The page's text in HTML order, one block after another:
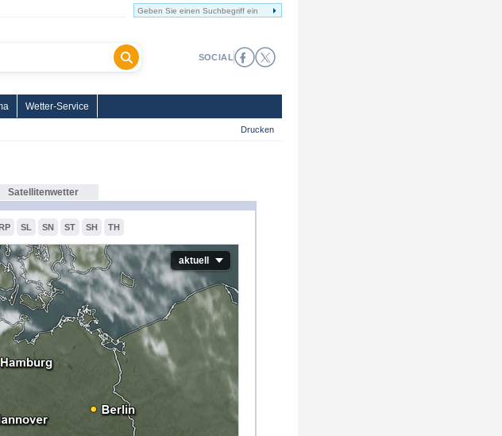
SOCIAL
Wetter-Service
Drucken
Satellitenwetter
SL SN ST SH TH